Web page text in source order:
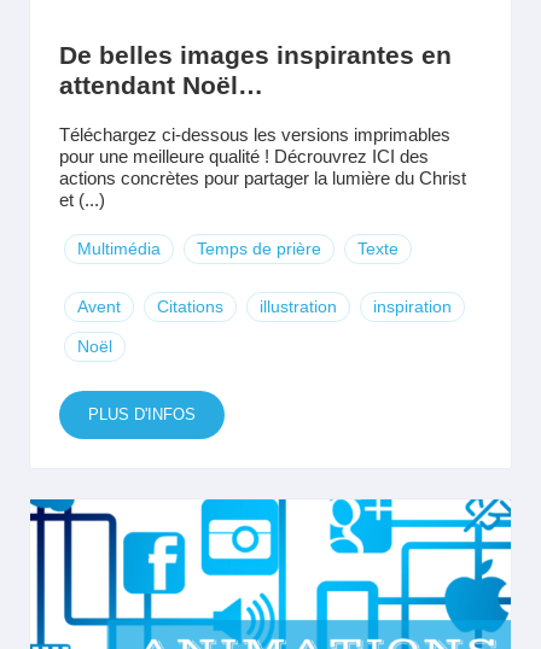
De belles images inspirantes en
attendant Noël…
Téléchargez ci-dessous les versions imprimables
pour une meilleure qualité ! Décrouvrez ICI des
actions concrètes pour partager la lumière du Christ
et (...)
Multimédia Temps de prière Texte
Avent Citations illustration inspiration
Noël
PLUS D'INFOS